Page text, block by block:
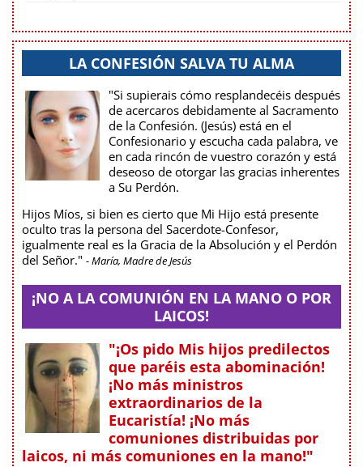
LA CONFESIÓN SALVA TU ALMA
"Si supierais cómo resplandecéis después
de acercaros debidamente al Sacramento
de la Confesión. (Jesús) está en el
Confesionario y escucha cada palabra, ve
en cada rincón de vuestro corazón y está
deseoso de otorgar las gracias inherentes
a Su Perdón.
Hijos Míos, si bien es cierto que Mi Hijo está presente
oculto tras la persona del Sacerdote-Confesor,
igualmente real es la Gracia de la Absolución y el Perdón
del Señor." - María, Madre de Jesús
¡NO A LA COMUNIÓN EN LA MANO O POR
LAICOS!
"¡Os pido Mis hijos predilectos
que paréis esta abominación!
¡No más ministros
extraordinarios de la
Eucaristía! ¡No más
comuniones distribuidas por
laicos, ni más comuniones en la mano!"